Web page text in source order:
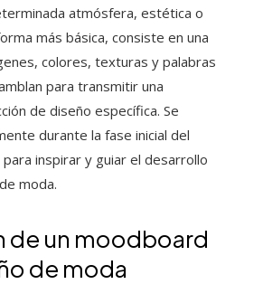
atmósfera, estética o
más básica, consiste en una
colores, texturas y palabras
para transmitir una
de diseño específica. Se
durante la fase inicial del
inspirar y guiar el desarrollo
moda.
de un moodboard
de moda